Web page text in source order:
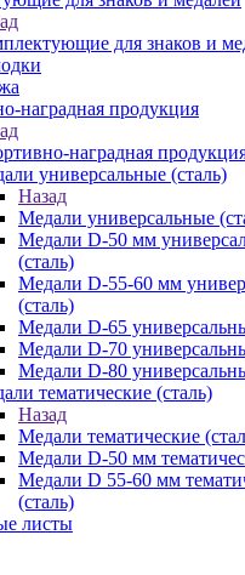
для знаков и
наградная продукция
наградная
универсальные (сталь)
Назад
Медали универсальные
Медали D-50 мм
(сталь)
Медали D-55-60 мм
(сталь)
Медали D-65
Медали D-70
Медали D-80
тематические (сталь)
Назад
Медали тематические
Медали D-50 мм
Медали D 55-60 мм
(сталь)
листы